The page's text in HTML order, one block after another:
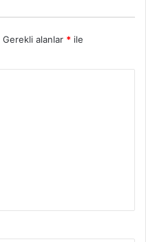
Gerekli alanlar * ile